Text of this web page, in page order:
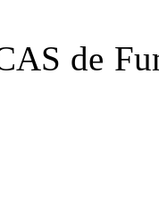
de